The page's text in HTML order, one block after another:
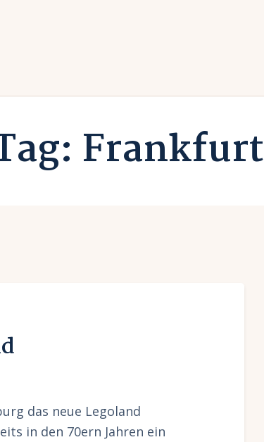
Frankfurt
das neue Legoland
in den 70ern Jahren ein